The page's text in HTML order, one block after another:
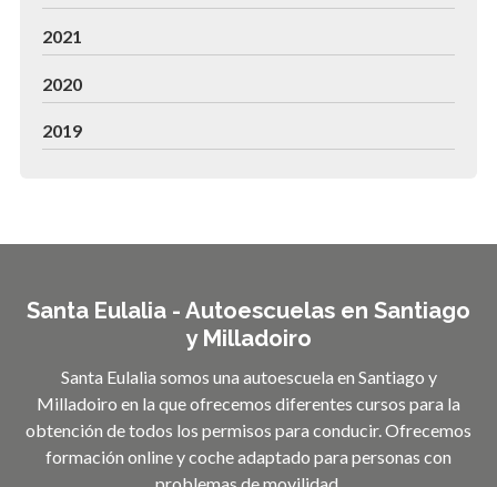
2021
2020
2019
Santa Eulalia - Autoescuelas en Santiago
y Milladoiro
Santa Eulalia somos una autoescuela en Santiago y
Milladoiro en la que ofrecemos diferentes cursos para la
obtención de todos los permisos para conducir. Ofrecemos
formación online y coche adaptado para personas con